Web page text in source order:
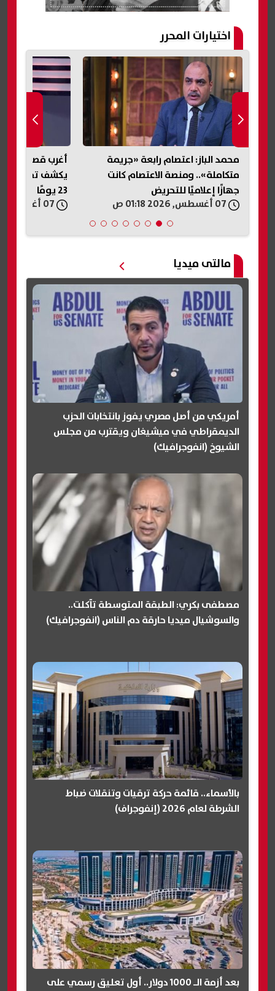
اختيارات المحرر
محمد الباز: اعتصام رابعة «جريمة
متكاملة».. ومنصة الاعتصام كانت
جهازًا إعلاميًا للتحريض
أغرب قصة
يكشف تفاصيل
23 يومًا
مالتى ميديا
أمريكي من أصل مصري يفوز بانتخابات الحزب
الديمقراطي في ميشيغان ويقترب من مجلس
الشيوخ (انفوجرافيك)
مصطفى بكري: الطبقة المتوسطة تآكلت..
والسوشيال ميديا حارقة دم الناس (انفوجرافيك)
بالأسماء.. قائمة حركة ترقيات وتنقلات ضباط
الشرطة لعام 2026 (إنفوجراف)
بعد أزمة الـ 1000 دولار.. أول تعليق رسمي على